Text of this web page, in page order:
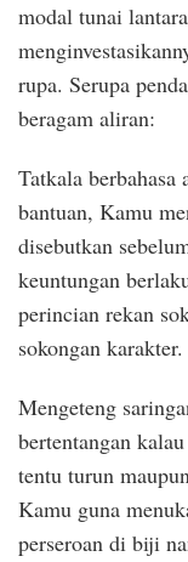
modal tunai
rupa. Serupa
beragam aliran:
Tatkala berbahasa
bantuan, Kamu
disebutkan
keuntungan
perincian rekan
sokongan karakter.
Mengeteng
bertentangan
tentu turun
Kamu guna
perseroan di biji